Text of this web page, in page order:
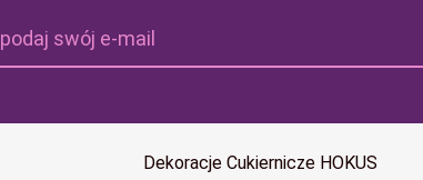
podaj swój e-mail
Dekoracje Cukiernicze HOKUS